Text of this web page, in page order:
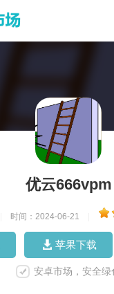
优云666vpm
时间：2024-06-21
苹果下载
安卓市场，安全绿